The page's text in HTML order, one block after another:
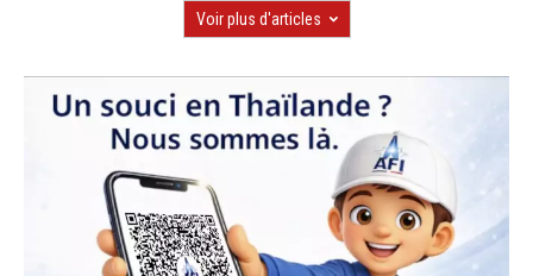
Voir plus d'articles